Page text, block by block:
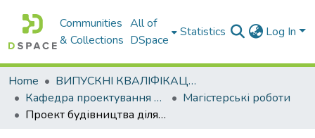
Communities
& Collections
All of
DSpace
Statistics Log In
Home
ВИПУСКНІ КВАЛІФІКАЦІЙНІ РОБОТИ
Кафедра проектування доріг, геодезії і землеустрою
Магістерські роботи
Проект будівництва ділянки автомобільної дороги Н-31 Дніпро – Решетилівка від с. Лобойківка до межі Дніпропетровської області з км 11+400 до км 12+400 з розробкою заходів з організації дорожнього руху